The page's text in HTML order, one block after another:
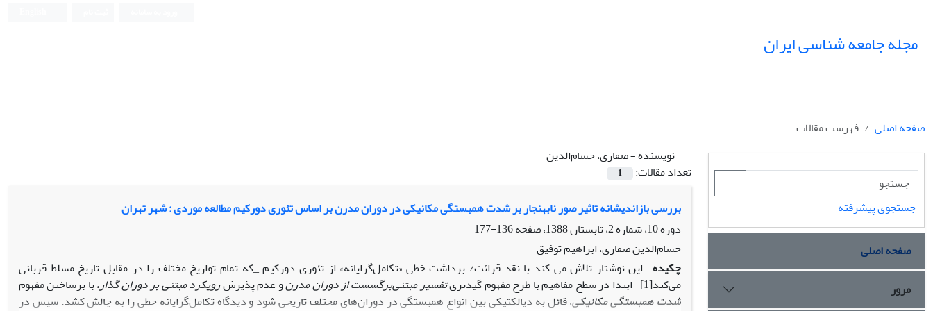
مجله جامعه شناسی ایران
صفحه اصلی
فهرست مقالات
نویسنده =صفاری، حسام‌الدین
تعداد مقالات:
1
بررسی بازاندیشانه تاثیر صور نابهنجار بر شدت همبستگی مکانیکی در دوران مدرن بر اساس تئوری دورکیم مطالعه موردی : شهر تهران
دوره 10، شماره 2، تابستان 1388، صفحه
136-177
حسام‌الدین صفاری، ابراهیم توفیق
چکیده این نوشتار تلاش می کند با نقد قرائت/ برداشت خطی «تکامل‌گرایانه» از تئوری دورکیم _که تمام تواریخ مختلف را در مقابل تاریخ مسلط قربانی
می‌کند[1]_ ابتدا در سطح مفاهیم با طرح مفهوم گیدنزی
تفسیر مبتنی‌بر‌گسست از دوران مدرنو عدم پذیرشرویکرد مبتنی بر دوران گذار، با برساختن مفهوم
شدت همبستگی مکانیکی، قائل به دیالکتیکی بین انواع همبستگی در دوران‌های مختلف تاریخی شود و دیدگاه تکامل‌گرایانه خطی را به چالش کشد. سپس در
جستجوی پیشرفته
صفحه اصلی
مرور